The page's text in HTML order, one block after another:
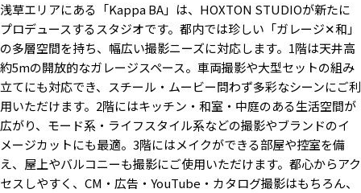
中庭 2F / リビング 3F / バルコニー
3F / 洋室 2F / 玄関 屋上
浅草エリアにある「Kappa BA」は、 HOXTON STUDIOが新たに
プロデュースするスタジオです。都内では珍しい「ガレージ✕和」
の多層空間を持ち、幅広い撮影ニーズに対応します。 1階は天井高
約5mの開放的なガレージスペース。車両撮影や大型セットの組み
立てにも対応でき、スチール・ムービー問わず多彩なシーンにご利
用いただけます。 2階にはキッチン・和室・中庭のある生活空間が
広がり、モード系・ライフスタイル系などの撮影やブランドのイ
メージカットにも最適。 3階にはメイクができる部屋や控室を備
え、屋上やバルコニーも撮影にご使用いただけます。都心からアク
セスしやすく、 CM ・広告・ YouTube ・カタログ撮影はもちろん、